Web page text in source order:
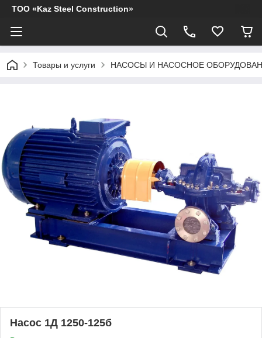
ТОО «Kaz Steel Construction»
Товары и услуги НАСОСЫ И НАСОСНОЕ
Насос 1Д 1250-125б